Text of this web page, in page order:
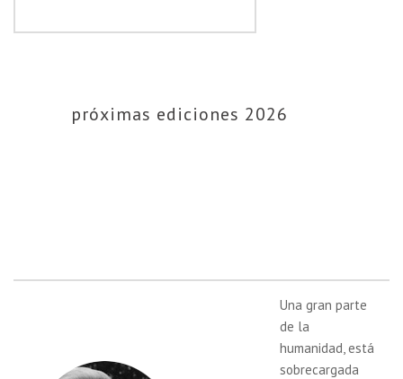
próximas ediciones 2026
Una gran parte
de la
humanidad, está
sobrecargada